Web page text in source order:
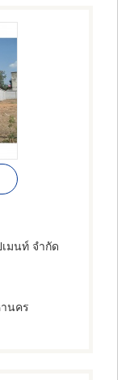
มนท์ จำกัด
นคร